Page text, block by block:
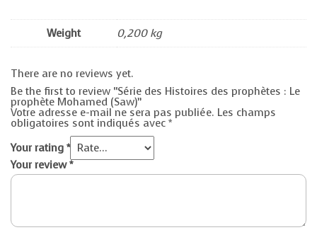
Weight 0,200 kg
There are no reviews yet.
Be the first to review “Série des Histoires des prophètes : Le
prophète Mohamed (Saw)”
Votre adresse e-mail ne sera pas publiée. Les champs
obligatoires sont indiqués avec *
Your rating *
Your review*